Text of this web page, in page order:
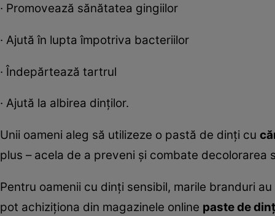
· Promovează sănătatea gingiilor
· Ajută în lupta împotriva bacteriilor
· Îndepărtează tartrul
· Ajută la albirea dinților.
Unii oameni aleg să utilizeze o pastă de dinți cu
plus – acela de a preveni și combate decolorarea
Pentru oamenii cu dinți sensibil, marile branduri
pot achiziționa din magazinele online paste de